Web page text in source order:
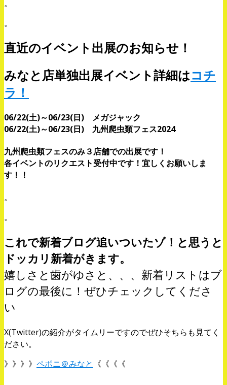
。
。
直近のイベント出展のお知らせ！
みなと店単独出展イベント詳細はコチ
ラ！
06/22(土)～06/23(日) メガジャック
06/22(土)～06/23(日) 九州爬虫類フェス2024
九州爬虫類フェスのみ３店舗での出展です！
各イベントのリクエスト受付中です！宜しくお願いしま
す！！
。
。
これで新着ブログ追いついたゾ！と思うと
ドッカリ新着がきます。
嬉しさと歯がゆさと、、、新着リストはブ
ログの最後に！ぜひチェックしてくださ
い
X(Twitter)の紹介がタイムリーですのでぜひそちらも見てく
ださい。
》》》》 ペポニ＠みなと 《《《《